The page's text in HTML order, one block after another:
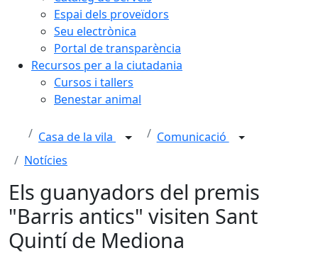
Espai dels proveïdors
Seu electrònica
Portal de transparència
Recursos per a la ciutadania
Cursos i tallers
Benestar animal
Casa de la vila
Comunicació
Notícies
Els guanyadors del premis
"Barris antics" visiten Sant
Quintí de Mediona